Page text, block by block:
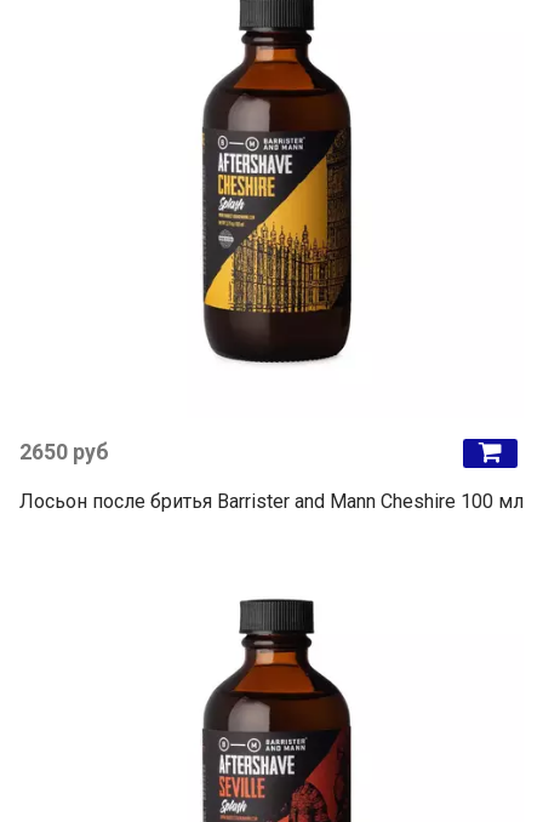
2650 руб
Лосьон после бритья Barrister and Mann Cheshire 100 мл